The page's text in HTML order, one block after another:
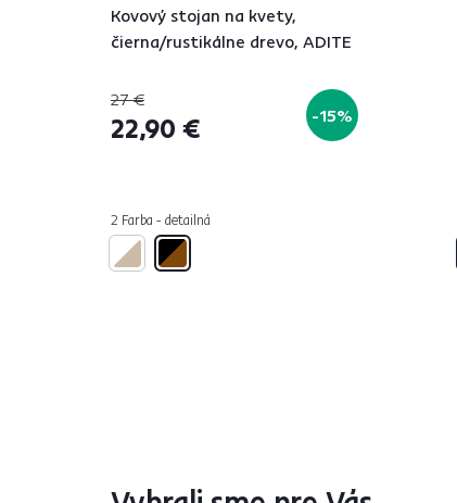
Kovový stojan na kvety,
čierna/rustikálne drevo, ADITE
27 €
22,90 € -15%
2 Farba - detailná